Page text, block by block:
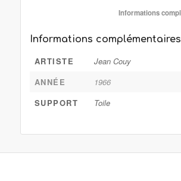
Informations complémentaires
ARTISTE
Jean Couy
ANNÉE
1966
SUPPORT
Toile